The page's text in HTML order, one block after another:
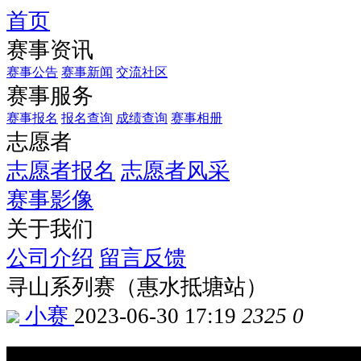
首页
赛事资讯
赛事公告 赛事新闻 交流社区
赛事服务
赛事报名 报名查询 成绩查询 赛事相册
志愿者
志愿者报名 志愿者风采
赛事影像
关于我们
公司介绍 留言反馈
寻山系列赛（惠水抵塘站）
小赛 2023-06-30 17:19 2325 0